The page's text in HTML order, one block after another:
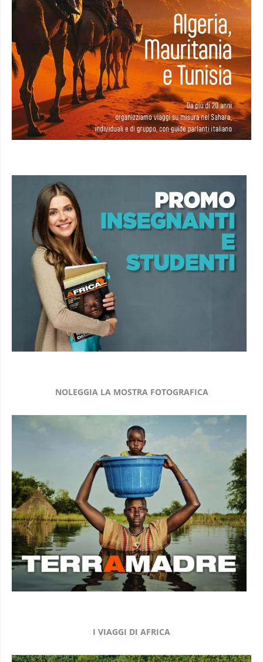
NOLEGGIA LA MOSTRA FOTOGRAFICA
I VIAGGI DI AFRICA